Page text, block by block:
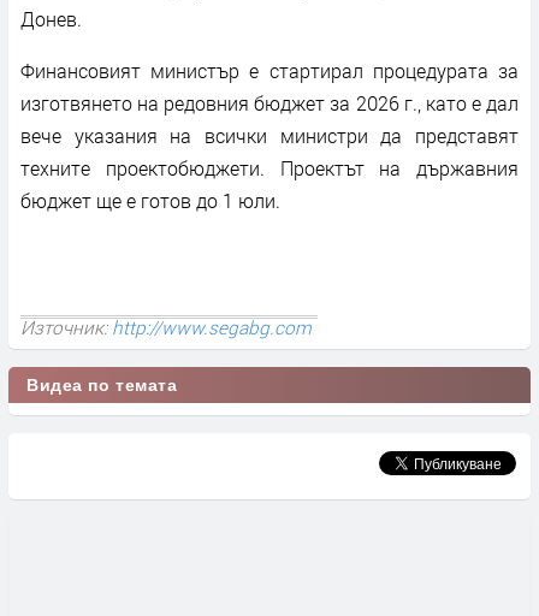
Донев.
Финансовият министър е стартирал процедурата за
изготвянето на редовния бюджет за 2026 г., като е дал
вече указания на всички министри да представят
техните проектобюджети. Проектът на държавния
бюджет ще е готов до 1 юли.
Източник:http://www.segabg.com
Видеа по темата